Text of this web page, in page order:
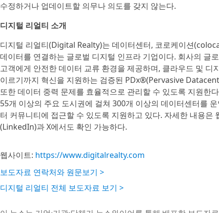
수정하거나 업데이트할 의무나 의도를 갖지 않는다.
디지털 리얼티 소개
디지털 리얼티(Digital Realty)는 데이터센터, 코로케이션
데이터를 연결하는 글로벌 디지털 인프라 기업이다. 회사의
고객에게 안전한 데이터 교류 환경을 제공하며, 클라우드 및
이르기까지 혁신을 지원하는 검증된 PDx®(Pervasive
또한 데이터 중력 문제를 효율적으로 관리할 수 있도록 지원한
55개 이상의 주요 도시권에 걸쳐 300개 이상의 데이터센터를
터 커뮤니티에 접근할 수 있도록 지원하고 있다. 자세한 내용은
(LinkedIn)과 X에서도 확인 가능하다.
웹사이트: https://www.digitalrealty.com
보도자료 연락처와 원문보기 >
디지털 리얼티 전체 보도자료 보기 >